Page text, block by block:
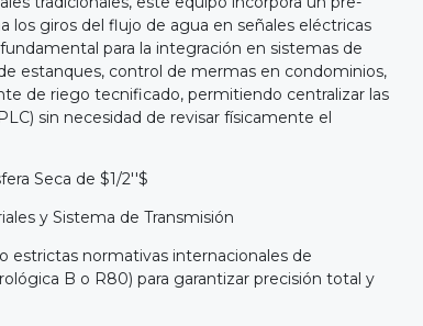
giros del flujo de agua en señales eléctricas
para la integración en sistemas de
estanques, control de mermas en condominios,
de riego tecnificado, permitiendo centralizar las
sin necesidad de revisar físicamente el
Seca de $1/2''$
y Sistema de Transmisión
estrictas normativas internacionales de
B o R80) para garantizar precisión total y